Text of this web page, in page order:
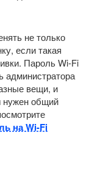
не только
если такая
Пароль Wi-Fi
администратора
вещи, и
нужен общий
на Wi-Fi